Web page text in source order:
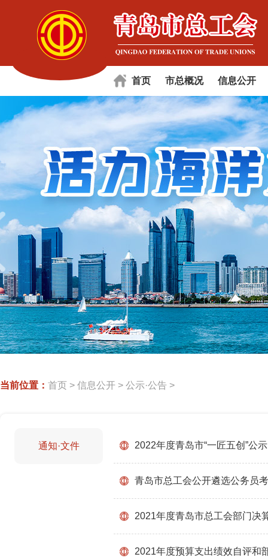
首页 市总概况 信息公开
当前位置： 首页 > 信息公开 > 公示·公告 >
通知·文件 2022年度青岛市“一匠五创”公示
青岛市总工会公开遴选公务员
2021年度青岛市总工会部门决
2021年度预算支出绩效自评和